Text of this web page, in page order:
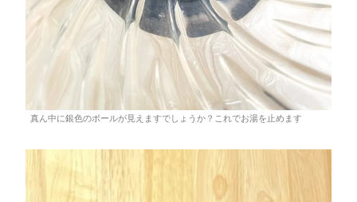
真ん中に銀色のボールが見えますでしょうか？これでお湯を止めます